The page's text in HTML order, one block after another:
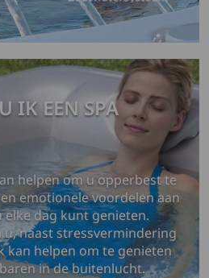
IK EEN SPA
helpen om u opperbest te
emotionele voordelen aan
elke dag kunt genieten.
u, naast stressvermindering
kan helpen om te genieten
in de buitenlucht.